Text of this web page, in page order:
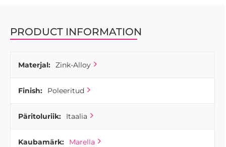
PRODUCT INFORMATION
Materjal: Zink-Alloy
Finish: Poleeritud
Päritoluriik: Itaalia
Kaubamärk: Marella